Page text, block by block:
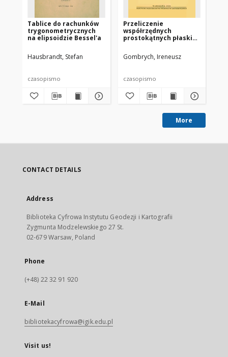
Tablice do rachunków
trygonometrycznych
na elipsoidzie Bessel'a
Hausbrandt, Stefan
czasopismo
Przeliczenie
współrzędnych
prostokątnych płaskich
Gaussa-Kruegera z
jednej elipsoidy na
Gombrych, Ireneusz
czasopismo
More
CONTACT DETAILS
Address
Biblioteka Cyfrowa Instytutu Geodezji i Kartografii
Zygmunta Modzelewskiego 27 St.
02-679 Warsaw, Poland
Phone
(+48) 22 32 91 920
E-Mail
bibliotekacyfrowa@igik.edu.pl
Visit us!